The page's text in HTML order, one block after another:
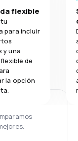
flexible
para incluir
y una
de
la opción